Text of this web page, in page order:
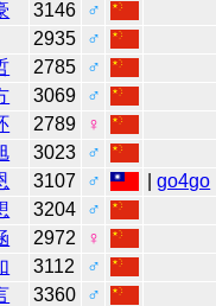
3146
♂
2935
♂
2785
♂
3069
♂
2789
♀
3023
♂
3107 ♂ |go4go
3204
♂
2972
♀
3112
♂
3360
♂